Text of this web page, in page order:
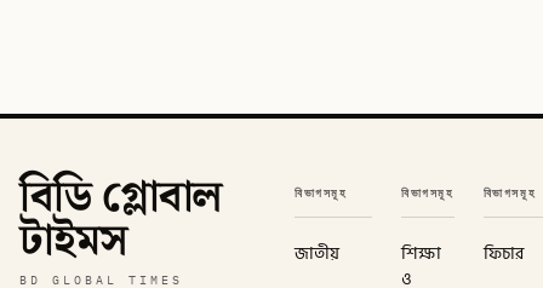
বিডি গ্লোবাল
টাইমস
BD GLOBAL TIMES
বিভাগসমূহ
জাতীয়
বিভাগসমূহ
শিক্ষা
ও
বিভাগসমূহ
ফিচার